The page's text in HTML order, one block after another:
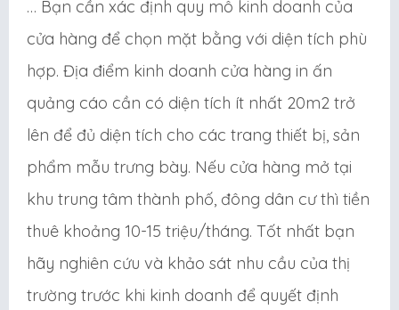
… Bạn cần xác định quy mô kinh doanh của
cửa hàng để chọn mặt bằng với diện tích phù
hợp. Địa điểm kinh doanh cửa hàng in ấn
quảng cáo cần có diện tích ít nhất 20m2 trở
lên để đủ diện tích cho các trang thiết bị, sản
phẩm mẫu trưng bày. Nếu cửa hàng mở tại
khu trung tâm thành phố, đông dân cư thì tiền
thuê khoảng 10-15 triệu/tháng. Tốt nhất bạn
hãy nghiên cứu và khảo sát nhu cầu của thị
trường trước khi kinh doanh để quyết định